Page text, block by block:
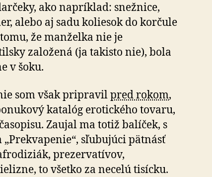
ako napríklad: snežnice,
alebo aj sadu koliesok do korčule
že manželka nie je
založená (ja takisto nie), bola
v šoku.
som však pripravilpred rokom,
katalóg erotického tovaru,
Zaujal ma totiž balíček, s
sľubujúci pätnásť
prezervatívov,
to všetko za necelú tisícku.